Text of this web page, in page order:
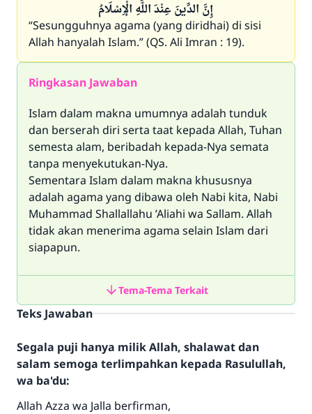
إِنَّ الدِّينَ عِنْدَ اللَّهِ الْإِسْلَامُ
“Sesungguhnya agama (yang diridhai) di sisi
Allah hanyalah Islam.”(QS. Ali Imran : 19).
Ringkasan Jawaban
Islam dalam makna umumnya adalah tunduk
dan berserah diri serta taat kepada Allah, Tuhan
semesta alam, beribadah kepada-Nya semata
tanpa menyekutukan-Nya.
Sementara Islam dalam makna khususnya
adalah agama yang dibawa oleh Nabi kita, Nabi
Muhammad Shallallahu ’Aliahi wa Sallam. Allah
tidak akan menerima agama selain Islam dari
siapapun.
Tema-Tema Terkait
Teks Jawaban
Segala puji hanya milik Allah, shalawat dan
salam semoga terlimpahkan kepada Rasulullah,
wa ba'du:
Allah Azza wa Jalla berfirman,